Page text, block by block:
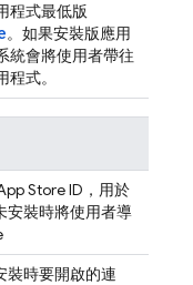
程式最低版
。如果安裝版應用
統會將使用者帶往
式。
Store ID，用於
安裝時將使用者導
裝時要開啟的連